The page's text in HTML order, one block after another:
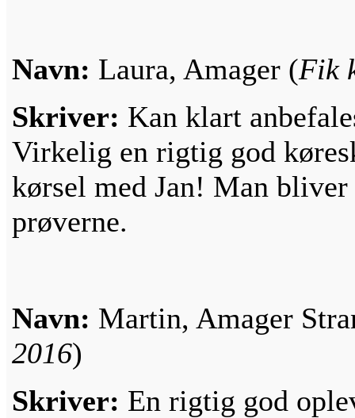
Navn: Laura, Amager (Fik
Skriver: Kan klart
Virkelig en rigtig god
kørsel med Jan! Man
prøverne.
Navn: Martin, Amager
2016)
Skriver: En rigtig god